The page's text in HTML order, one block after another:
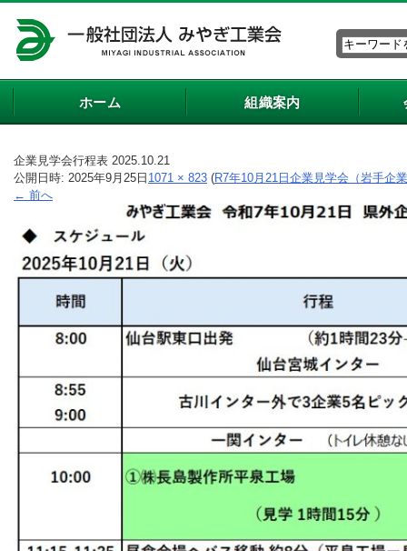
ホーム 組織案内
企業見学会行程表 2025.10.21
公開日時: 2025年9月25日 1071 × 823 (R7年10月21日企業見学会（岩手企
← 前へ